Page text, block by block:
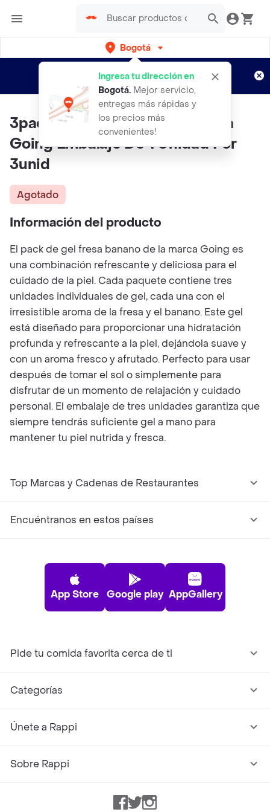
Bogotá
Ingresa tu dirección en
Bogotá. Mejor servicio,
entregas más rápidas y
los precios más
convenientes!
envíos gratis por semanas
Aplican TyC
3pack Gel Fresa Banano. Marca
Going Embalaje De 1 Unidad Por
3unid
Agotado
Información del producto
El pack de gel fresa banano de la marca Going es
una combinación refrescante y deliciosa para el
cuidado de la piel. Cada paquete contiene tres
unidades individuales de gel, cada una con el
irresistible aroma de la fresa y el banano. Este gel
está diseñado para proporcionar una hidratación
profunda y refrescante a la piel, dejándola suave y
con un aroma fresco y afrutado. Perfecto para usar
después de tomar el sol o simplemente para
disfrutar de un momento de relajación y cuidado
personal. El embalaje de tres unidades garantiza que
siempre tendrás suficiente gel a mano para
mantener tu piel nutrida y fresca.
Top Marcas y Cadenas de Restaurantes
Encuéntranos en estos países
App Store Google play AppGallery
Pide tu comida favorita cerca de ti
Categorías
Únete a Rappi
Sobre Rappi
Facebook
TwitterInstagram